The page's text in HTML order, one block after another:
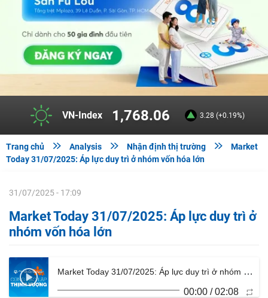
VN-Index 1,768.06 3.28 (+0.19%)
Trang chủ  Analysis  Nhận định thị trường 
Market
Today 31/07/2025: Áp lực duy trì ở nhóm vốn hóa lớn
31/07/2025 - 17:09
Market Today 31/07/2025: Áp lực duy trì ở
nhóm vốn hóa lớn
Market Today 31/07/2025: Áp lực duy trì ở nhóm vốn hóa lớn
00:00 /02:08